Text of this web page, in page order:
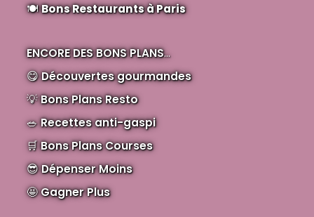
🍽️Bons Restaurants à Paris
ENCORE DES BONS PLANS...
😋Découvertes gourmandes
💡Bons Plans Resto
🥗Recettes anti-gaspi
🛒Bons Plans Courses
😎Dépenser Moins
🤩Gagner Plus